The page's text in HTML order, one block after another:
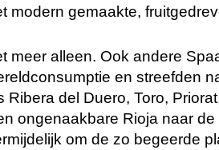
modern gemaakte,
meer alleen. Ook andere
en streefden
Ribera del Duero, Toro,
ongenaakbare Rioja naar
om de zo begeerde